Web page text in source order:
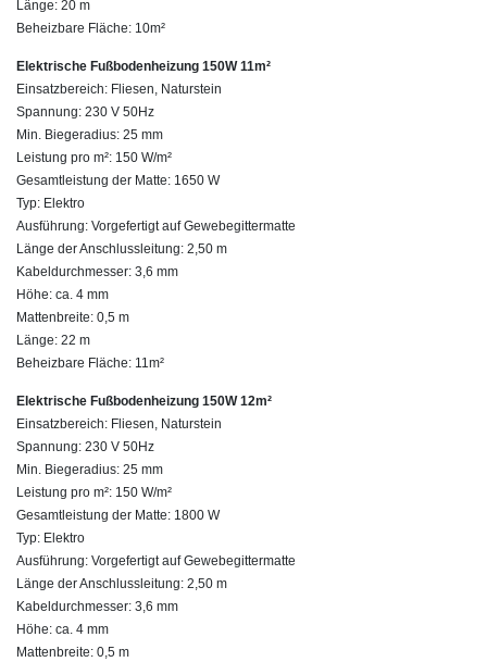
Länge: 20 m
Beheizbare Fläche: 10m²
Elektrische Fußbodenheizung 150W 11m²
Einsatzbereich: Fliesen, Naturstein
Spannung: 230 V 50Hz
Min. Biegeradius: 25 mm
Leistung pro m²: 150 W/m²
Gesamtleistung der Matte: 1650 W
Typ: Elektro
Ausführung: Vorgefertigt auf Gewebegittermatte
Länge der Anschlussleitung: 2,50 m
Kabeldurchmesser: 3,6 mm
Höhe: ca. 4 mm
Mattenbreite: 0,5 m
Länge: 22 m
Beheizbare Fläche: 11m²
Elektrische Fußbodenheizung 150W 12m²
Einsatzbereich: Fliesen, Naturstein
Spannung: 230 V 50Hz
Min. Biegeradius: 25 mm
Leistung pro m²: 150 W/m²
Gesamtleistung der Matte: 1800 W
Typ: Elektro
Ausführung: Vorgefertigt auf Gewebegittermatte
Länge der Anschlussleitung: 2,50 m
Kabeldurchmesser: 3,6 mm
Höhe: ca. 4 mm
Mattenbreite: 0,5 m